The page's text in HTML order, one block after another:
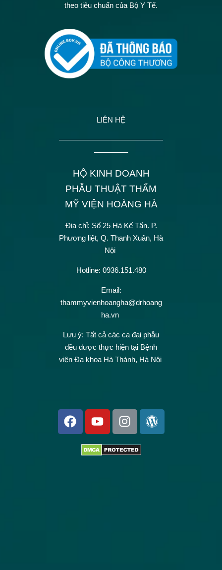
theo tiêu chuẩn của Bộ Y Tế.
LIÊN HỆ
——————————————
————–
HỘ KINH DOANH
PHẪU THUẬT THẨM
MỸ VIỆN HOÀNG HÀ
Địa chỉ: Số 25 Hà Kế Tấn. P.
Phương liệt, Q. Thanh Xuân, Hà
Nội
Hotline: 0936.151.480
Email:
thammyvienhoangha@drhoang
ha.vn
Lưu ý: Tất cả các ca đại phẫu
đều được thực hiện tại Bệnh
viện Đa khoa Hà Thành, Hà Nội